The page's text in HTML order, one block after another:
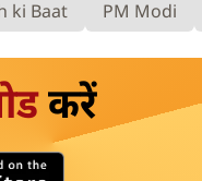
ki Baat PM Modi
करें